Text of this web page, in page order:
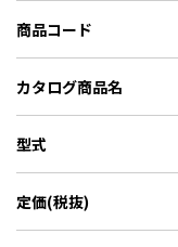
商品コード
カタログ商品名
型式
定価(税抜)